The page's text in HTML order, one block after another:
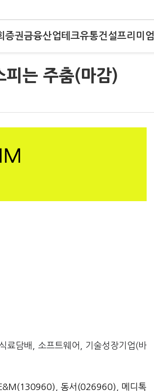
증권금융산업테크유통건설프리미엄
는 주춤(마감)
료담배, 소프트웨어, 기술성장기업(바
동서(026960)
메디톡